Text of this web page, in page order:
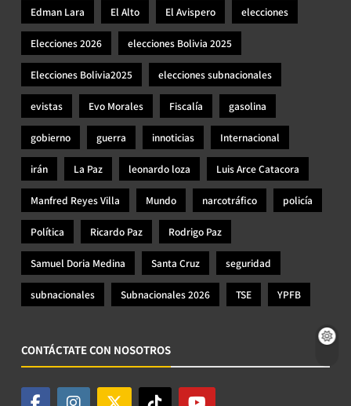
Edman Lara El Alto El Avispero elecciones
Elecciones 2026 elecciones Bolivia 2025
Elecciones Bolivia2025 elecciones subnacionales
evistas Evo Morales Fiscalía gasolina
gobierno guerra innoticias Internacional
irán La Paz leonardo loza Luis Arce Catacora
Manfred Reyes Villa Mundo narcotráfico policía
Política Ricardo Paz Rodrigo Paz
Samuel Doria Medina Santa Cruz seguridad
subnacionales Subnacionales 2026 TSE YPFB
CONTÁCTATE CON NOSOTROS